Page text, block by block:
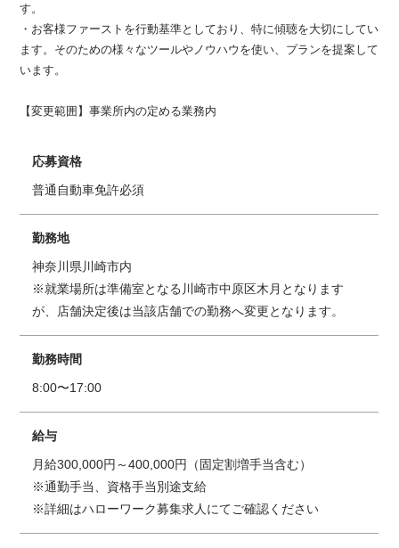
す。
・お客様ファーストを行動基準としており、特に傾聴を大切にしてい
ます。そのための様々なツールやノウハウを使い、プランを提案して
います。
【変更範囲】事業所内の定める業務内
応募資格
普通自動車免許必須
勤務地
神奈川県川崎市内
※就業場所は準備室となる川崎市中原区木月となります
が、店舗決定後は当該店舗での勤務へ変更となります。
勤務時間
8:00〜17:00
給与
月給300,000円～400,000円（固定割増手当含む）
※通勤手当、資格手当別途支給
※詳細はハローワーク募集求人にてご確認ください